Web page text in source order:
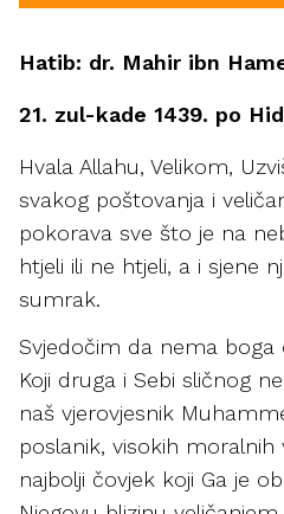
Hatib: dr. Mahir ibn
21. zul-kade 1439. po
Hvala Allahu, Velikom,
svakog poštovanja i
pokorava sve što je na
htjeli ili ne htjeli, a i sjene
sumrak.
Svjedočim da nema boga
Koji druga i Sebi sličnog
naš vjerovjesnik
poslanik, visokih moralnih
najbolji čovjek koji Ga je